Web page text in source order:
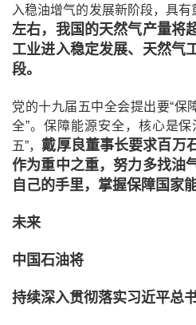
入稳油增气的发展新阶段，具有
左右，我国的天然气产量将
工业进入稳定发展、天然气
段。
党的十九届五中全会提出要“保
全”。保障能源安全，核心是
五”，戴厚良董事长要求百万
作为重中之重，努力多找油
自己的手里，掌握保障国家
未来
中国石油将
持续深入贯彻落实习近平总